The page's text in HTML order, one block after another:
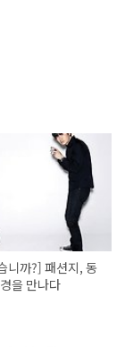
니까?] 패션지, 동
을 만나다